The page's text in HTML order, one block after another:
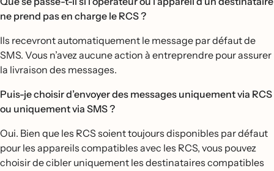
ne prend pas en charge le RCS ?
Ils recevront automatiquement le message par défaut de
SMS. Vous n’avez aucune action à entreprendre pour assurer
la livraison des messages.
Puis-je choisir d’envoyer des messages uniquement via RCS
ou uniquement via SMS ?
Oui. Bien que les RCS soient toujours disponibles par défaut
pour les appareils compatibles avec les RCS, vous pouvez
choisir de cibler uniquement les destinataires compatibles